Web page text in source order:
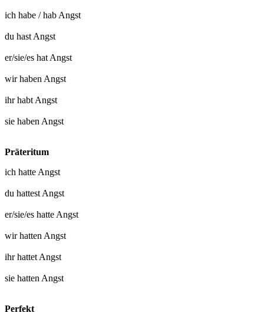
ich habe /hab Angst
du hast Angst
er/sie/es hat Angst
wirhaben Angst
ihrhabt Angst
sie haben Angst
Präteritum
ich hatte Angst
du hattest Angst
er/sie/es hatte Angst
wirhatten Angst
ihrhattet Angst
sie hatten Angst
Perfekt